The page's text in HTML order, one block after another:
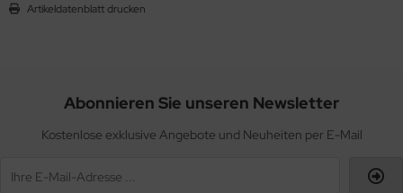
Artikeldatenblatt drucken
Abonnieren Sie unseren Newsletter
Kostenlose exklusive Angebote und Neuheiten per E-Mail